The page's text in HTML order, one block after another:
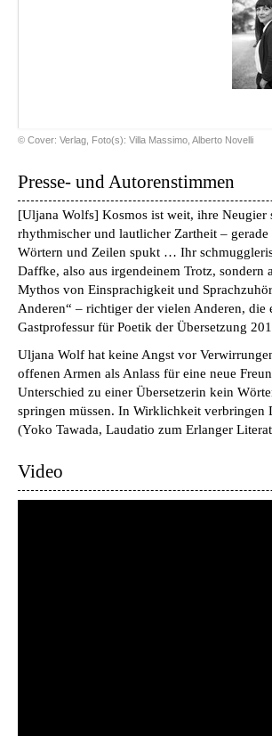
© Cover: Verlag, Foto(s): Villa Massimo, Alberto Novelli
Presse- und Autorenstimmen
[Uljana Wolfs] Kosmos ist weit, ihre
rhythmischer und lautlicher Zartheit –
Wörtern und Zeilen spukt … Ihr
Daffke, also aus irgendeinem Trotz,
Mythos von Einsprachigkeit und
Anderen“ – richtiger der vielen Anderen, die
Gastprofessur für Poetik der Übersetzung
Uljana Wolf hat keine Angst vor
offenen Armen als Anlass für eine neue
Unterschied zu einer Übersetzerin kein
springen müssen. In Wirklichkeit
(Yoko Tawada, Laudatio zum Erlanger
Video